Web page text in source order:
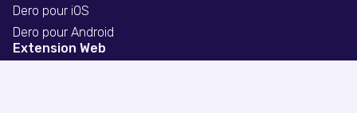
Dero pour iOS
Dero pour Android
Extension Web